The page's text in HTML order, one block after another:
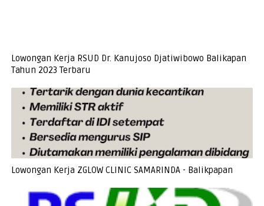
Lowongan Kerja RSUD Dr. Kanujoso Djatiwibowo Balikapan
Tahun 2023 Terbaru
Lowongan Kerja ZGLOW CLINIC SAMARINDA - Balikpapan